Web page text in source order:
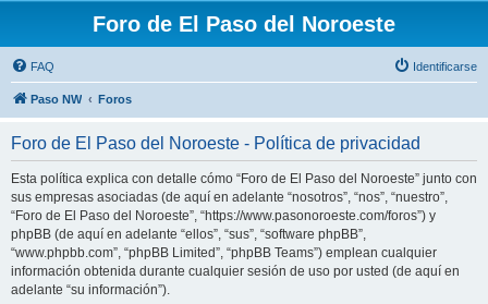
Foro de El Paso del Noroeste
FAQ Identificarse
Paso NW Foros
Foro de El Paso del Noroeste - Política de privacidad
Esta política explica con detalle cómo “Foro de El Paso del Noroeste” junto con
sus empresas asociadas (de aquí en adelante “nosotros”, “nos”, “nuestro”,
“Foro de El Paso del Noroeste”, “https://www.pasonoroeste.com/foros”) y
phpBB (de aquí en adelante “ellos”, “sus”, “software phpBB”,
“www.phpbb.com”, “phpBB Limited”, “phpBB Teams”) emplean cualquier
información obtenida durante cualquier sesión de uso por usted (de aquí en
adelante “su información”).